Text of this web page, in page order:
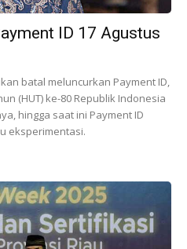
ID 17 Agustus
batal meluncurkan Payment ID,
(HUT) ke-80 Republik Indonesia
hingga saat ini Payment ID
eksperimentasi.